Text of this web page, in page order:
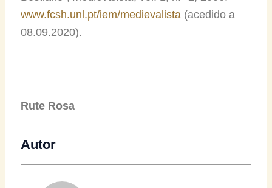
www.fcsh.unl.pt/iem/medievalista(acedido a
08.09.2020).
Rute Rosa
Autor